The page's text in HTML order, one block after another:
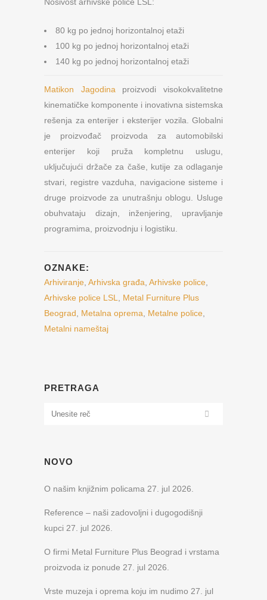
80 kg po jednoj horizontalnoj etaži
100 kg po jednoj horizontalnoj etaži
140 kg po jednoj horizontalnoj etaži
Matikon Jagodina proizvodi visokokvalitetne
kinematičke komponente i inovativna sistemska
rešenja za enterijer i eksterijer vozila. Globalni
je proizvođač proizvoda za automobilski
enterijer koji pruža kompletnu uslugu,
uključujući držače za čaše, kutije za odlaganje
stvari, registre vazduha, navigacione sisteme i
druge proizvode za unutrašnju oblogu. Usluge
obuhvataju dizajn, inženjering, upravljanje
programima, proizvodnju i logistiku.
OZNAKE:
Arhiviranje Arhivska građa Arhivske police
Arhivske police LSL
Metal Furniture Plus
Beograd
Metalna oprema Metalne police
Metalni nameštaj
PRETRAGA
NOVO
O našim knjižnim policama 27. jul 2026.
Reference – naši zadovoljni i dugogodišnji
kupci 27. jul 2026.
O firmi Metal Furniture Plus Beograd i vrstama
proizvoda iz ponude 27. jul 2026.
Vrste muzeja i oprema koju im nudimo 27. jul